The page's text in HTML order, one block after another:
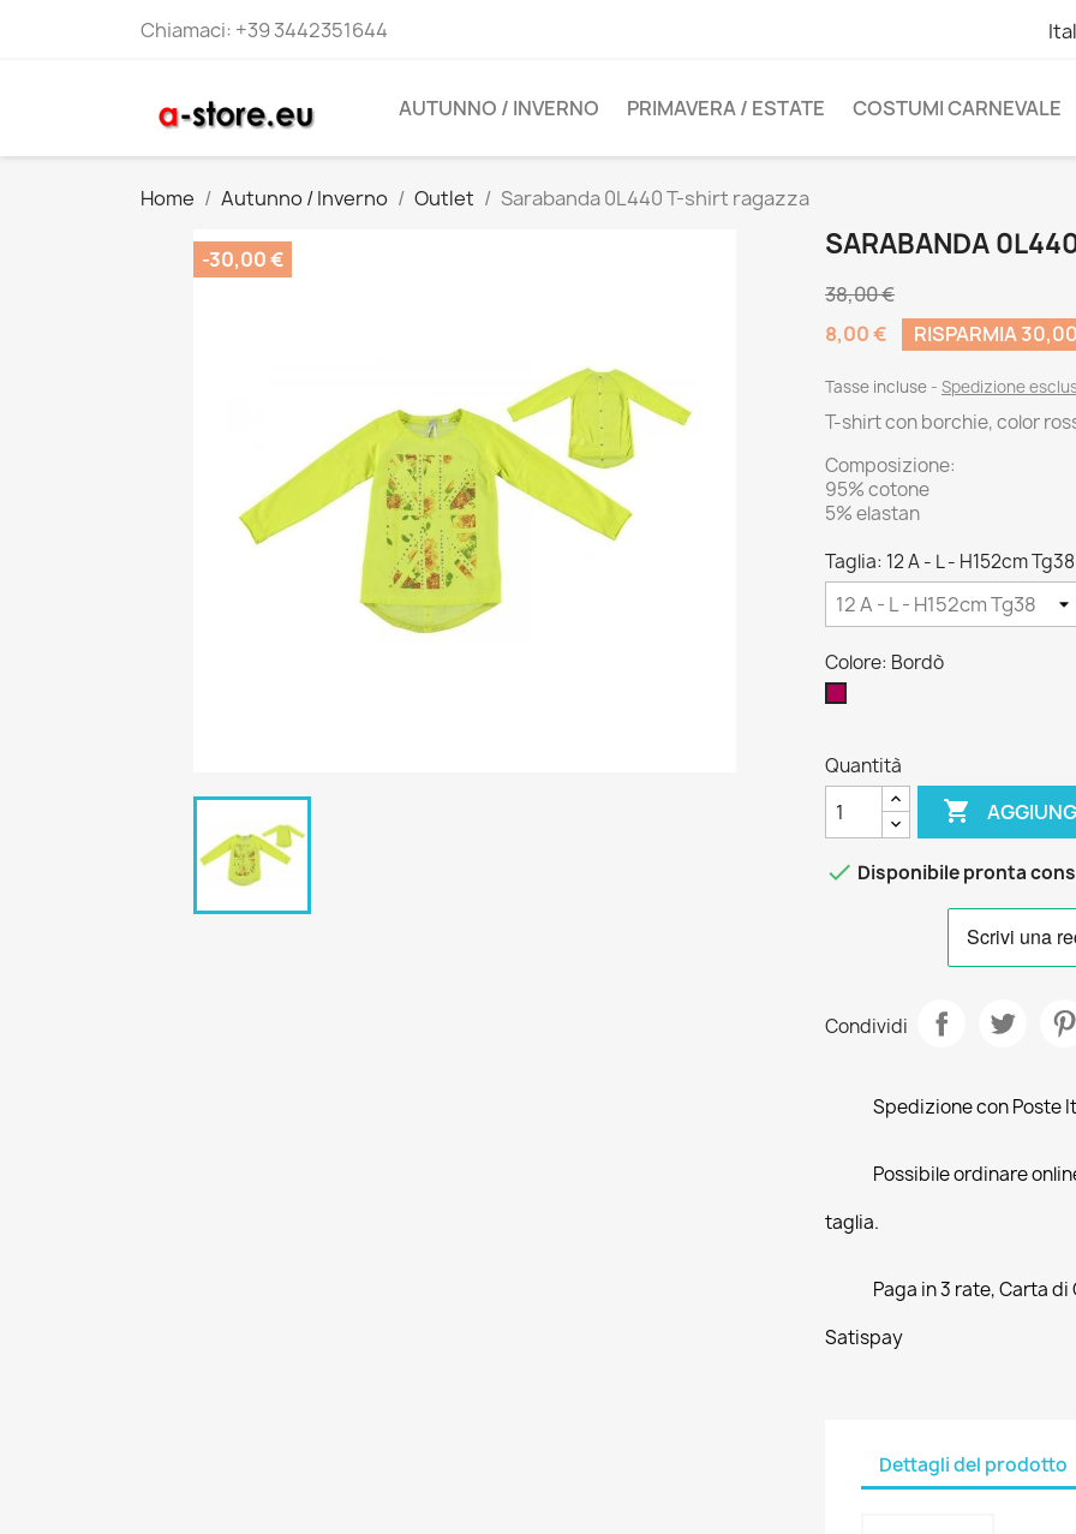
Chiamaci: +39 3442351644
AUTUNNO / INVERNO PRIMAVERA / ESTATE COSTUMI CARNEVALE
Home Autunno / Inverno Outlet Sarabanda 0L440 T-shirt ragazza
-30,00 € SARABANDA
38,00 €
8,00 €
RISPARMIA
Tasse incluse Spedizione
T-shirt con borchie, color
Composizione:
95% cotone
5% elastan
Taglia: 12 A - L - H152cm Tg38
Colore: Bordò
Quantità

 Disponibile pronta
Condividi
Spedizione con Poste
Possibile ordinare
taglia.
Paga in 3 rate, Carta
Satispay
Dettagli del prodotto